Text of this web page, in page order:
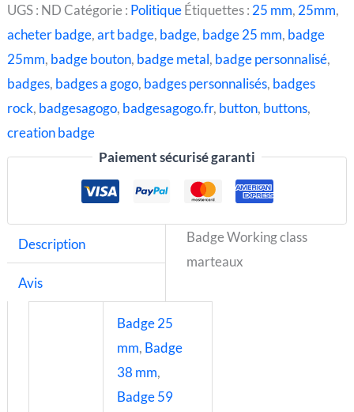
UGS : NDCatégorie : PolitiqueÉtiquettes : 25 mm, 25mm,
acheter badge,art badge, badge, badge 25 mm, badge
25mm, badge bouton, badge metal, badge personnalisé,
badges, badges a gogo, badges personnalisés, badges
rock, badgesagogo, badgesagogo.fr, button, buttons,
creation badge
Paiement sécurisé garanti
Description
Avis
Badge Working class
marteaux
Badge 25
mm, Badge
38 mm,
Badge 59